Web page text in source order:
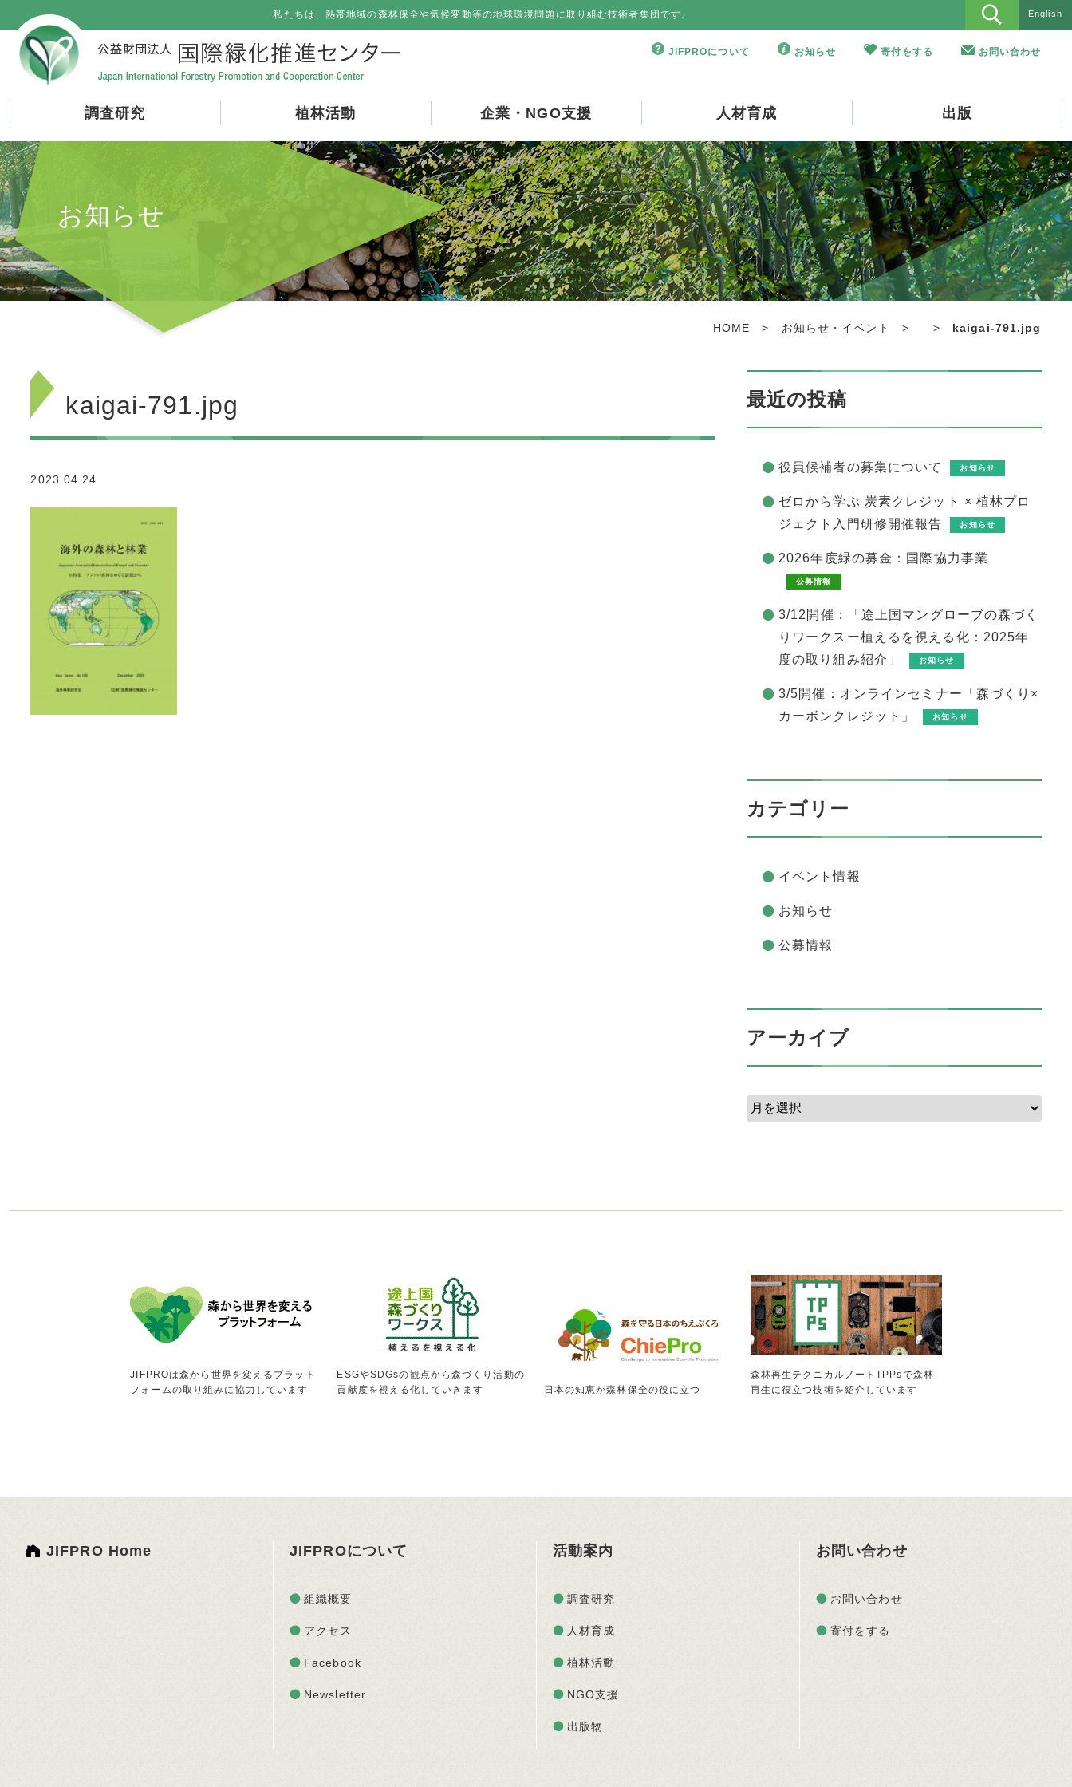
私たちは、熱帯地域の森林保全や気候変動等の地球環境問題に取り組む技術者集団です。 English
JIFPROについて お知らせ 寄付をする お問い合わせ
調査研究 植林活動 企業・NGO支援 人材育成 出版
お知らせ
HOME > お知らせ・イベント > > kaigai-791.jpg
kaigai-791.jpg
2023.04.24
最近の投稿
役員候補者の募集について お知らせ
ゼロから学ぶ 炭素クレジット × 植林プロ
ジェクト入門研修開催報告
お知らせ
2026年度緑の募金：国際協力事業
公募情報
3/12開催：「途上国マングローブの森づく
りワークスー植えるを視える化：2025年
度の取り組み紹介」
お知らせ
3/5開催：オンラインセミナー「森づくり×
カーボンクレジット」
お知らせ
カテゴリー
イベント情報
お知らせ
公募情報
アーカイブ
JIFPROは森から世界を変えるプラット
フォームの取り組みに協力しています
ESGやSDGsの観点から森づくり活動の
貢献度を視える化していきます
日本の知恵が森林保全の役に立つ
森林再生テクニカルノートTPPsで森林
再生に役立つ技術を紹介しています
JIFPRO Home JIFPROについて
組織概要
アクセス
Facebook
Newsletter
活動案内
調査研究
人材育成
植林活動
NGO支援
出版物
お問い合わせ
お問い合わせ
寄付をする